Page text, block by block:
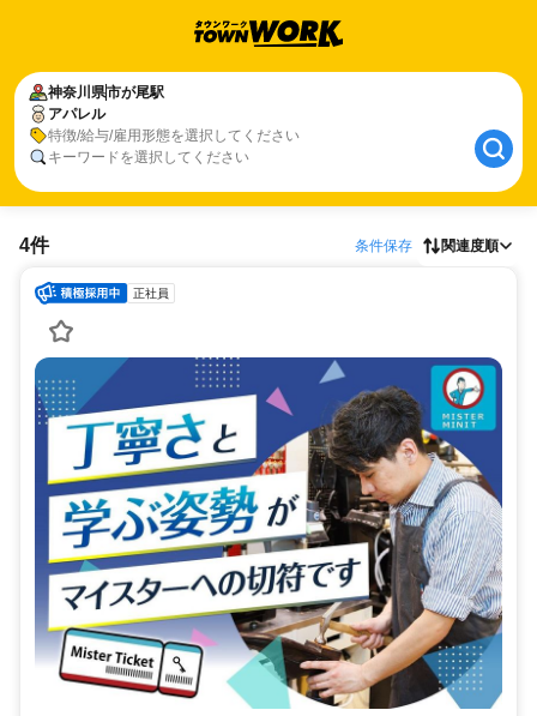
神奈川県市が尾駅
アパレル
特徴/給与/雇用形態を選択してください
キーワードを選択してください
4件 条件保存 関連度順
正社員